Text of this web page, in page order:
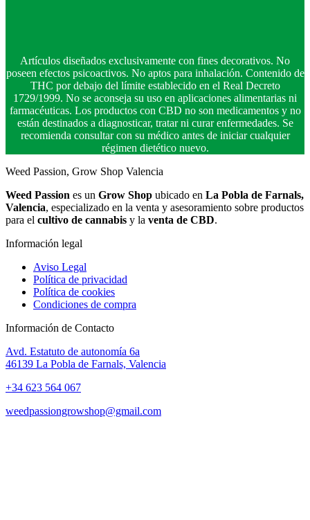
Artículos diseñados exclusivamente con fines decorativos. No
poseen efectos psicoactivos. No aptos para inhalación. Contenido de
THC por debajo del límite establecido en el Real Decreto
1729/1999. No se aconseja su uso en aplicaciones alimentarias ni
farmacéuticas. Los productos con CBD no son medicamentos y no
están destinados a diagnosticar, tratar ni curar enfermedades. Se
recomienda consultar con su médico antes de iniciar cualquier
régimen dietético nuevo.
Weed Passion, Grow Shop Valencia
Weed Passion es un Grow Shop ubicado en La Pobla de Farnals,
Valencia, especializado en la venta y asesoramiento sobre productos
para el cultivo de cannabis y la venta de CBD.
Información legal
Aviso Legal
Política de privacidad
Política de cookies
Condiciones de compra
Información de Contacto
Avd. Estatuto de autonomía 6a
46139 La Pobla de Farnals, Valencia
+34 623 564 067
weedpassiongrowshop@gmail.com